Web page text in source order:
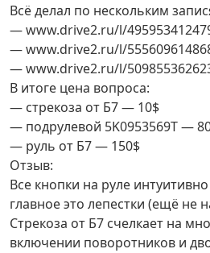
Всё делал по нескольким
— www.drive2.ru/l/
— www.drive2.ru/l/
— www.drive2.ru/l/
В итоге цена вопроса:
— стрекоза от Б7 — 10$
— подрулевой 5K0953569Т —
— руль от Б7 — 150$
Отзыв:
Все кнопки на руле
главное это лепестки (ещё не
Стрекоза от Б7 счелкает на
включении поворотников и